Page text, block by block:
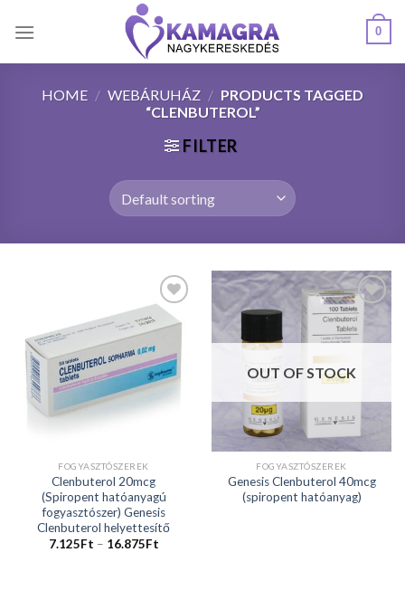
0
HOME / WEBÁRUHÁZ / PRODUCTS TAGGED
“CLENBUTEROL”
FILTER
Kedvencekhez
FOGYASZTÓSZEREK
Clenbuterol 20mcg
(Spiropent hatóanyagú
fogyasztószer) Genesis
Clenbuterol helyettesítő
7.125Ft – 16.875Ft
Kedvencekhez
OUT OF STOCK
FOGYASZTÓSZEREK
Genesis Clenbuterol 40mcg
(spiropent hatóanyag)